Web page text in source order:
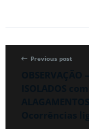
Previous post